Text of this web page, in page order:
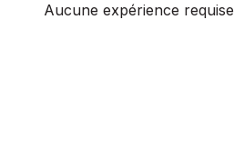
Aucune expérience requise